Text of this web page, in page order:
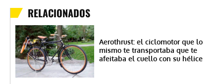
RELACIONADOS
Aerothrust: el ciclomotor que lo
mismo te transportaba que te
afeitaba el cuello con su hélice